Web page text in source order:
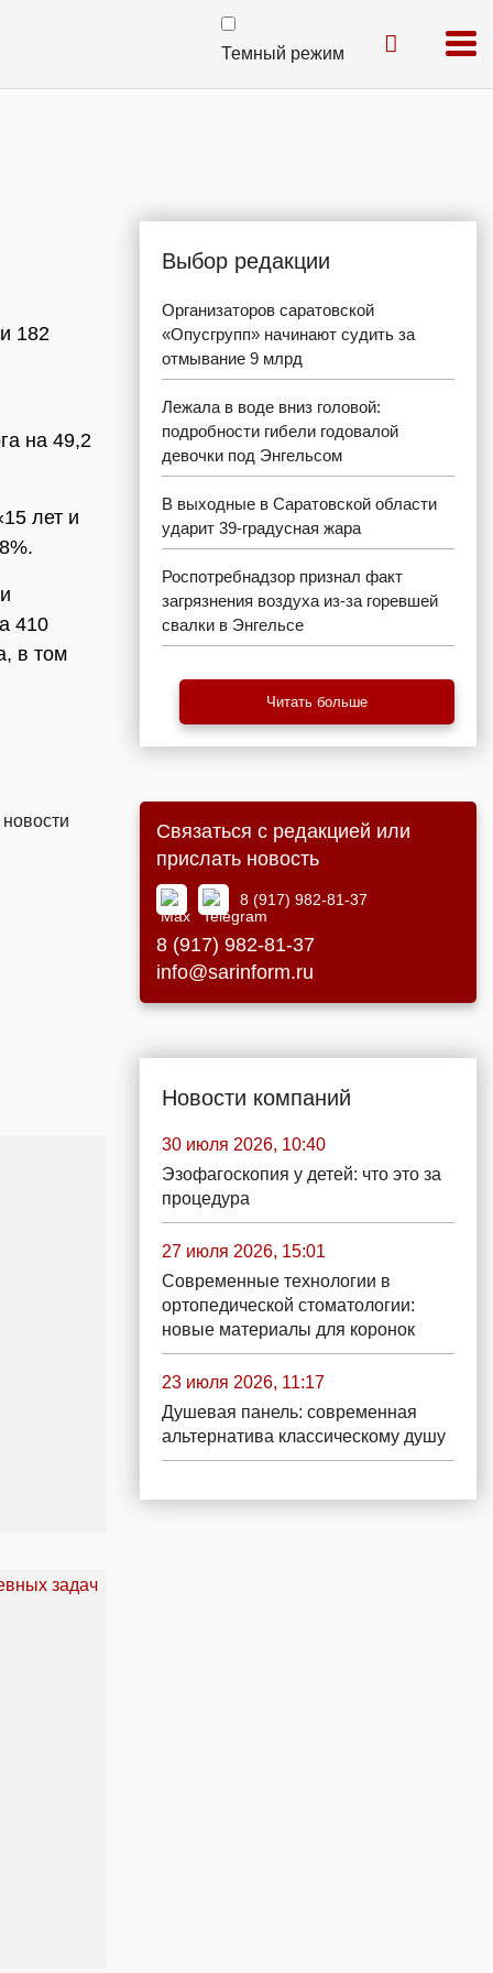
Темный режим
182
на 49,2
лет и
410
в том
Выбор редакции
Организаторов саратовской
«Опусгрупп» начинают судить за
отмывание 9 млрд
Лежала в воде вниз головой:
подробности гибели годовалой
девочки под Энгельсом
В выходные в Саратовской области
ударит 39-градусная жара
Роспотребнадзор признал факт
загрязнения воздуха из-за горевшей
свалки в Энгельсе
Читать больше
Связаться с редакцией или
прислать новость
8 (917) 982-81-37
8 (917) 982-81-37
info@sarinform.ru
Новости компаний
30 июля 2026, 10:40
Эзофагоскопия у детей: что это за
процедура
27 июля 2026, 15:01
Современные технологии в
ортопедической стоматологии:
новые материалы для коронок
23 июля 2026, 11:17
Душевая панель: современная
альтернатива классическому душу